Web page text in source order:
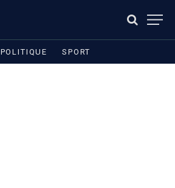
POLITIQUE SPORT